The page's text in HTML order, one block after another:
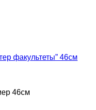
факультеты” 46см
46см